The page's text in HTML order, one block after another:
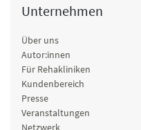
Unternehmen
Über uns
Autor:innen
Für Rehakliniken
Kundenbereich
Presse
Veranstaltungen
Netzwerk